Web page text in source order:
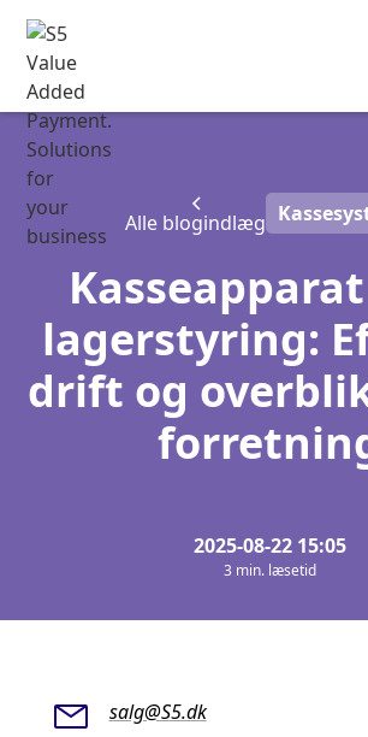
Alle blogindlæg
lagerstyring:
drift og
2025-08-22 15:05
3 min. læsetid
salg@S5.dk